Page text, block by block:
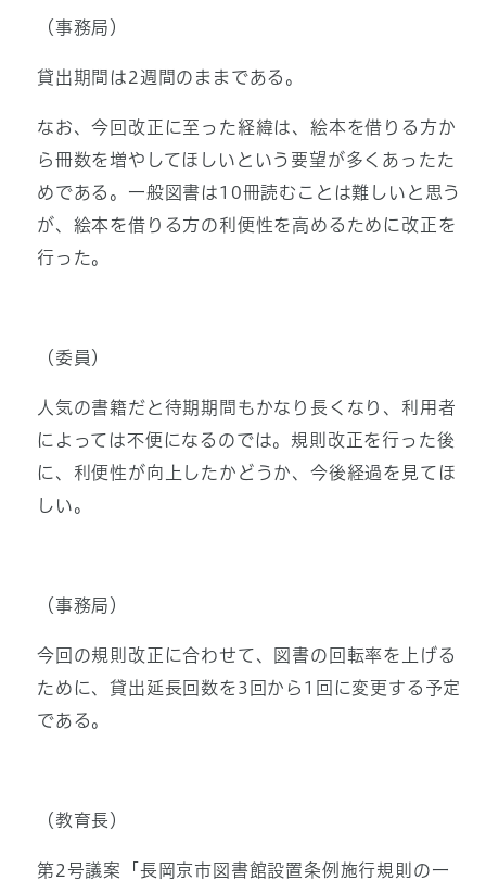
（事務局）
貸出期間は2週間のままである。
なお、今回改正に至った経緯は、絵本を借りる方か
ら冊数を増やしてほしいという要望が多くあったた
めである。一般図書は10冊読むことは難しいと思う
が、絵本を借りる方の利便性を高めるために改正を
行った。
（委員）
人気の書籍だと待期期間もかなり長くなり、利用者
によっては不便になるのでは。規則改正を行った後
に、利便性が向上したかどうか、今後経過を見てほ
しい。
（事務局）
今回の規則改正に合わせて、図書の回転率を上げる
ために、貸出延長回数を3回から1回に変更する予定
である。
（教育長）
第2号議案「長岡京市図書館設置条例施行規則の一